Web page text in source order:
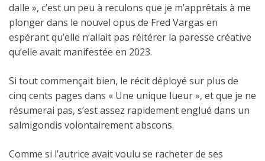
dalle », c’est un peu à reculons que je m’apprêtais à me
plonger dans le nouvel opus de Fred Vargas en
espérant qu’elle n’allait pas réitérer la paresse créative
qu’elle avait manifestée en 2023.
Si tout commençait bien, le récit déployé sur plus de
cinq cents pages dans « Une unique lueur », et que je ne
résumerai pas, s’est assez rapidement englué dans un
salmigondis volontairement abscons.
Comme si l’autrice avait voulu se racheter de ses